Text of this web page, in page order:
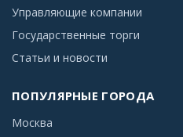
Управляющие компании
Государственные торги
Статьи и новости
ПОПУЛЯРНЫЕ ГОРОДА
Москва